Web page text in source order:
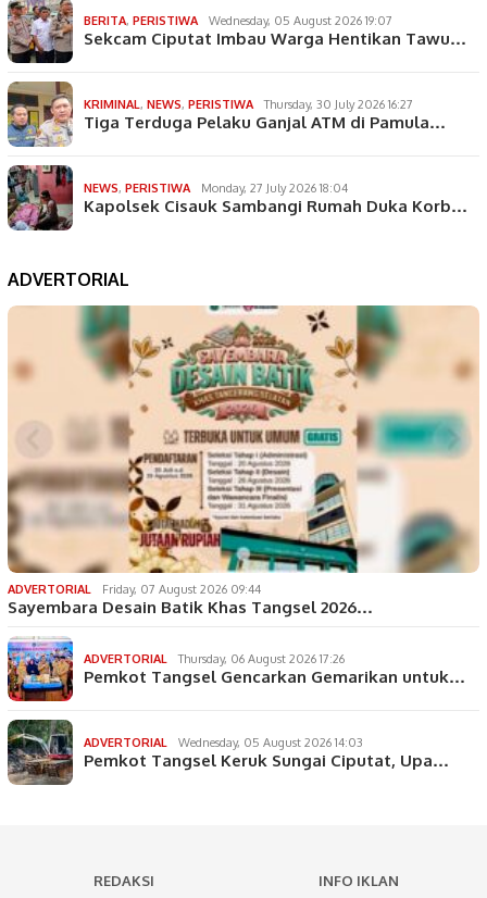
BERITA, PERISTIWA Wednesday, 05 August 2026 19:07
Sekcam Ciputat Imbau Warga Hentikan Tawu…
KRIMINAL, NEWS, PERISTIWA Thursday, 30 July 2026 16:27
Tiga Terduga Pelaku Ganjal ATM di Pamula…
NEWS, PERISTIWA Monday, 27 July 2026 18:04
Kapolsek Cisauk Sambangi Rumah Duka Korb…
ADVERTORIAL
ADVERTORIAL Friday, 07 August 2026 09:44
Sayembara Desain Batik Khas Tangsel 2026…
ADVERTORIAL Thursday, 06 August 2026 17:26
Pemkot Tangsel Gencarkan Gemarikan untuk…
ADVERTORIAL Wednesday, 05 August 2026 14:03
Pemkot Tangsel Keruk Sungai Ciputat, Upa…
REDAKSI INFO IKLAN